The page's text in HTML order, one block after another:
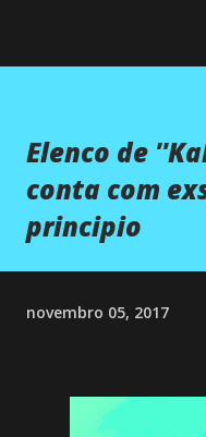
Elenco de
conta com
principio
novembro 05, 2017